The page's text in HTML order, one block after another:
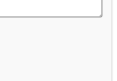
des